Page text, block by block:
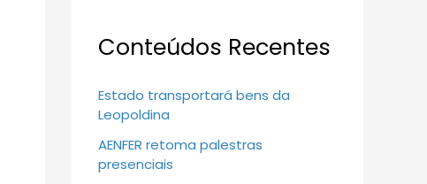
Conteúdos Recentes
Estado transportará bens da
Leopoldina
AENFER retoma palestras
presenciais